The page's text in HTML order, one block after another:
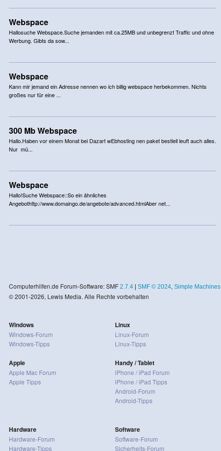
Webspace
Hallosuche Webspace.Suche jemanden mit ca.25MB und unbegrenzt Traffic und ohne
Werbung. Gibts da sow...
Webspace
Kann mir jemand ein Adresse nennen wo ich billig webspace herbekommen. Nichts
großes nur für eine ...
300 Mb Webspace
Hallo.Haben vor einem Monat bei Dazart wEbhosting nen paket bestlell leuft auch alles.
Nur mü...
Webspace
Hallo!Suche Webspace::So ein ähnliches
Angebothttp://www.domaingo.de/angebote/advanced.htmlAber net...
Computerhilfen.de Forum-Software: SMF 2.7.4| SMF © 2024, Simple Machines
© 2001-2026, Lewis Media. Alle Rechte vorbehalten
Windows
Windows-Forum
Windows-Tipps
Apple
Apple Mac Forum
Apple Tipps
Linux
Linux-Forum
Linux-Tipps
Handy / Tablet
iPhone / iPad Forum
iPhone / iPad Tipps
Android-Forum
Android-Tipps
Hardware
Hardware-Forum
Hardware-Tipps
Software
Software-Forum
Sicherheits-Forum